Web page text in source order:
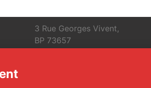
3 Rue Georges Vivent,
BP 73657